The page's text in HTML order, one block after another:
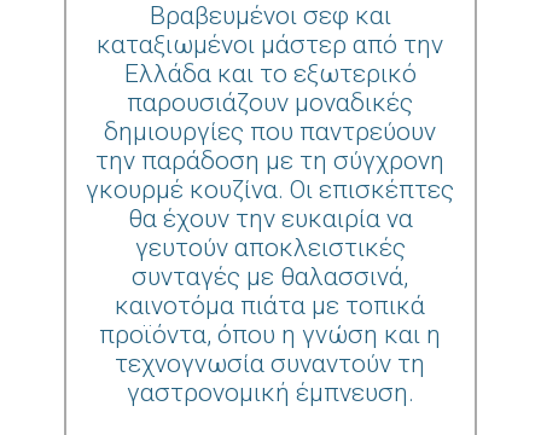
Βραβευμένοι σεφ και
καταξιωμένοι μάστερ από την
Ελλάδα και το εξωτερικό
παρουσιάζουν μοναδικές
δημιουργίες που παντρεύουν
την παράδοση με τη σύγχρονη
γκουρμέ κουζίνα. Οι επισκέπτες
θα έχουν την ευκαιρία να
γευτούν αποκλειστικές
συνταγές με θαλασσινά,
καινοτόμα πιάτα με τοπικά
προϊόντα, όπου η γνώση και η
τεχνογνωσία συναντούν τη
γαστρονομική έμπνευση.